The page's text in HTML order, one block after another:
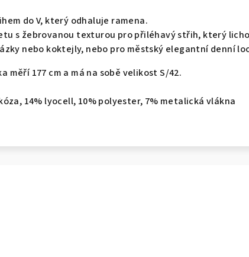
do V, který odhaluje ramena.
s žebrovanou texturou pro přiléhavý střih, který
nebo koktejly, nebo pro městský elegantní denní
měří 177 cm a má na sobě velikost S/42.
14% lyocell, 10% polyester, 7% metalická vlákna